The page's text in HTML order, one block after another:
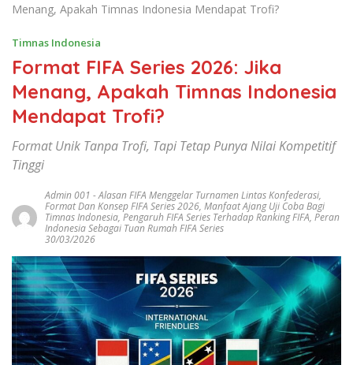
Menang, Apakah Timnas Indonesia Mendapat Trofi?
Timnas Indonesia
Format FIFA Series 2026: Jika
Menang, Apakah Timnas Indonesia
Mendapat Trofi?
Format Unik Tanpa Trofi, Tapi Tetap Punya Nilai Kompetitif
Tinggi
Admin 001 -Alasan FIFA Menggelar Turnamen Lintas Konfederasi,
Format Dan Konsep FIFA Series 2026, Manfaat Ajang Uji Coba Bagi
Timnas Indonesia, Pengaruh FIFA Series Terhadap Ranking FIFA, Peran
Indonesia Sebagai Tuan Rumah FIFA Series
30/03/2026